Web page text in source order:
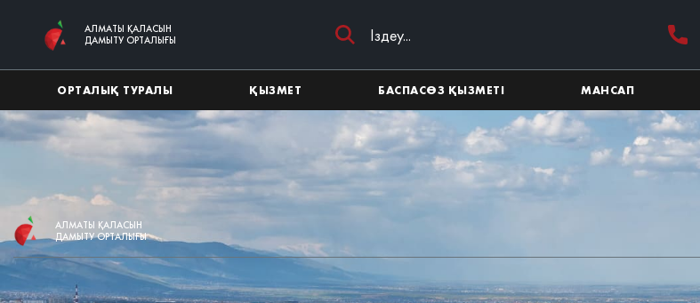
АЛМАТЫ ҚАЛАСЫН
ДАМЫТУ ОРТАЛЫҒЫ
ОРТАЛЫҚ ТУРАЛЫ ҚЫЗМЕТ БАСПАСӨЗ ҚЫЗМЕТІ МАНСАП
АЛМАТЫ ҚАЛАСЫН
ДАМЫТУ ОРТАЛЫҒЫ